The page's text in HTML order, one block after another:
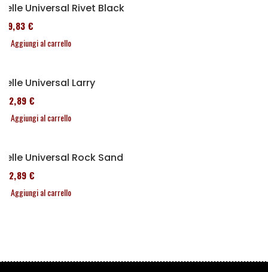
Selle Universal Rivet Black
119,83 €
Aggiungi al carrello
Selle Universal Larry
152,89 €
Aggiungi al carrello
Selle Universal Rock Sand
152,89 €
Aggiungi al carrello